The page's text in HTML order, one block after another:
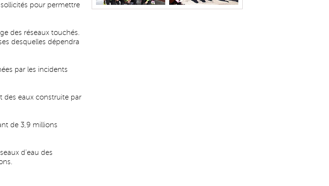
pour permettre
des réseaux touchés.
desquelles dépendra
par les incidents
des eaux construite par
de 3,9 millions
d'eau des